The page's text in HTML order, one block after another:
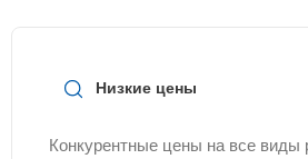
Низкие цены
Конкурентные цены на все виды